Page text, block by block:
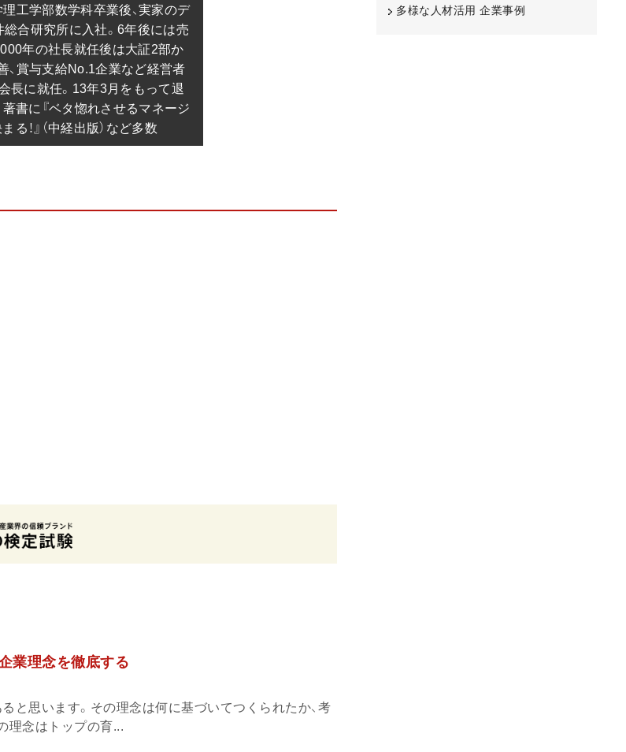
工学部数学科卒業後、実家のデ
総合研究所に入社。6年後には売
年の社長就任後は大証2部か
、賞与支給No.1企業など経営者
長に就任。13年3月をもって退
書に『ベタ惚れさせるマネージ
る！』（中経出版）など多数
業理念を徹底する
と思います。その理念は何に基づいてつくられたか、考
理念はトップの育...
多様な人材活用 企業事例